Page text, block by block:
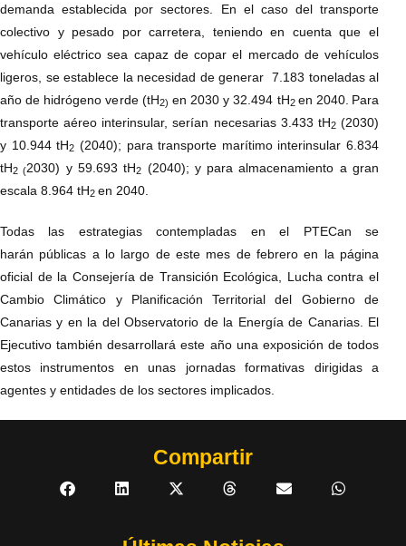
demanda establecida por sectores. En el caso del transporte
colectivo y pesado por carretera, teniendo en cuenta que el
vehículo eléctrico sea capaz de copar el mercado de vehículos
ligeros, se establece la necesidad de generar 7.183 toneladas al
año de hidrógeno verde (tH2) en 2030 y 32.494 tH2 en 2040. Para
transporte aéreo interinsular, serían necesarias 3.433 tH2(2030)
y 10.944 tH2 (2040); para transporte marítimo interinsular 6.834
tH2 (2030) y 59.693 tH2 (2040); y para almacenamiento a gran
escala 8.964 tH2 en 2040.
Todas las estrategias contempladas en el PTECan se
harán públicas a lo largo de este mes de febrero en la página
oficial de la Consejería de Transición Ecológica, Lucha contra el
Cambio Climático y Planificación Territorial del Gobierno de
Canarias y en la del Observatorio de la Energía de Canarias. El
Ejecutivo también desarrollará este año una exposición de todos
estos instrumentos en unas jornadas formativas dirigidas a
agentes y entidades de los sectores implicados.
Compartir